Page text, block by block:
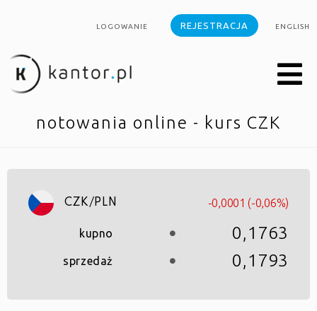
LOGOWANIE REJESTRACJA ENGLISH
notowania online - kurs CZK
CZK/PLN -0,0001 (-0,06%)
kupno 0,1763
sprzedaż 0,1793